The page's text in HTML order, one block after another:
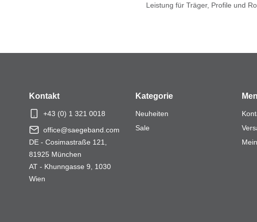
Leistung für Träger, Profile und
Kontakt
+43 (0) 1 321 0018
office@saegeband.com
DE - Cosimastraße 121,
81925 München
AT - Khunngasse 9, 1030
Wien
Kategorie
Neuheiten
Sale